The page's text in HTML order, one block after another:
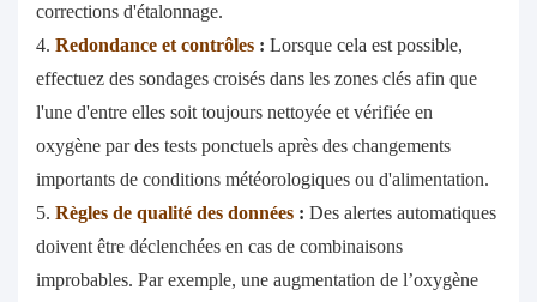
corrections d'étalonnage.
4. Redondance et contrôles : Lorsque cela est possible,
effectuez des sondages croisés dans les zones clés afin que
l'une d'entre elles soit toujours nettoyée et vérifiée en
oxygène par des tests ponctuels après des changements
importants de conditions météorologiques ou d'alimentation.
5. Règles de qualité des données : Des alertes automatiques
doivent être déclenchées en cas de combinaisons
improbables. Par exemple, une augmentation de l’oxygène